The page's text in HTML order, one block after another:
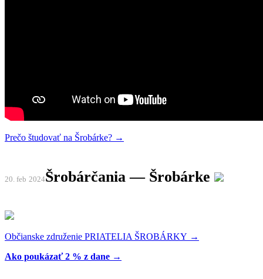
Prečo študovať na Šrobárke? →
20. feb 2024Šrobárčania — Šrobárke
Občianske združenie PRIATELIA ŠROBÁRKY →
Ako poukázať 2 % z dane →